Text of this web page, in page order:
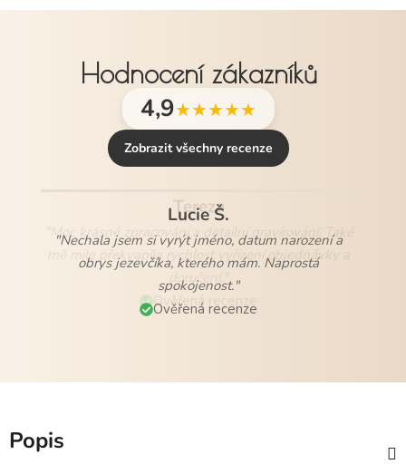
Hodnocení zákazníků
4,9★★★★★
Zobrazit všechny recenze
Lucie Š.
"Nechala jsem si vyrýt jméno, datum narození a
obrys jezevčíka, kterého mám. Naprostá
spokojenost."
Ověřená recenze
Popis